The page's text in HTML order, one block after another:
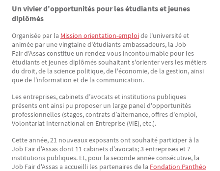
Un vivier d'opportunités pour les étudiants et jeunes
diplômés
Organisée par la Mission orientation-emploide l'université et
animée par une vingtaine d'étudiants ambassadeurs, la Job
Fair d'Assas constitue un rendez-vous incontournable pour les
étudiants et jeunes diplômés souhaitant s'orienter vers les métiers
du droit, de la science politique, de l'économie, de la gestion, ainsi
que de l'information et de la communication.
Les entreprises, cabinets d’avocats et institutions publiques
présents ont ainsi pu proposer un large panel d'opportunités
professionnelles (stages, contrats d’alternance, offres d'emploi,
Volontariat International en Entreprise (VIE), etc.).
Cette année, 21 nouveaux exposants ont souhaité participer à la
Job Fair d'Assas dont 11 cabinets d'avocats; 3 entreprises et 7
institutions publiques. Et, pour la seconde année consécutive, la
Job Fair d'Assas a accueilli les partenaires de la Fondation Panthéo